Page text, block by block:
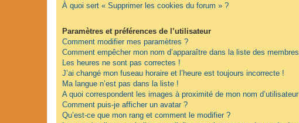
À quoi sert « Supprimer les cookies du forum » ?
Paramètres et préférences de l’utilisateur
Comment modifier mes paramètres ?
Comment empêcher mon nom d’apparaître dans la liste des
Les heures ne sont pas correctes !
J’ai changé mon fuseau horaire et l’heure est toujours incorrecte !
Ma langue n’est pas dans la liste !
A quoi correspondent les images à proximité de mon nom
Comment puis-je afficher un avatar ?
Qu’est-ce que mon rang et comment le modifier ?